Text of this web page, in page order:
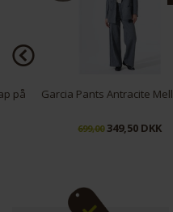
Funktionelle
Garcia Pants Antracite Mellange
699,00349,50 DKK